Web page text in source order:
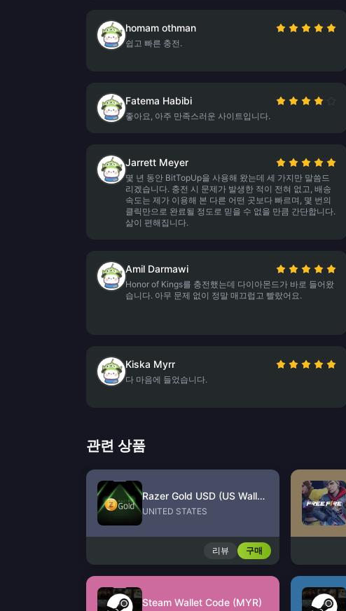
homam othman
쉽고 빠른 충전.
Fatema Habibi
좋아요, 아주 만족스러운 사이트입니다.
Jarrett Meyer
몇 년 동안 BitTopUp을 사용해 왔는데 세 가지만 말씀드
리겠습니다. 충전 시 문제가 발생한 적이 전혀 없고, 배송
속도는 제가 이용해 본 다른 어떤 곳보다 빠르며, 몇 번의
클릭만으로 완료될 정도로 믿을 수 없을 만큼 간단합니다.
삶이 편해집니다.
Amil Darmawi
Honor of Kings를 충전했는데 다이아몬드가 바로 들어왔
습니다. 아무 문제 없이 정말 매끄럽고 빨랐어요.
Kiska Myrr
다 마음에 들었습니다.
관련 상품
Razer Gold USD (US Wallet)
UNITED STATES
리뷰 구매
Steam Wallet Code (MYR)